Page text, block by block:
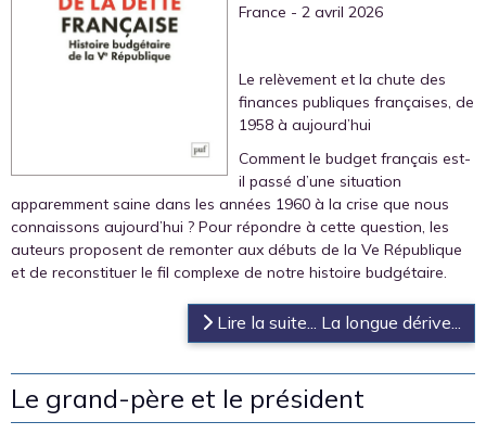
France - 2 avril 2026
Le relèvement et la chute des
finances publiques françaises, de
1958 à aujourd’hui
Comment le budget français est-
il passé d’une situation
apparemment saine dans les années 1960 à la crise que nous
connaissons aujourd’hui ? Pour répondre à cette question, les
auteurs proposent de remonter aux débuts de la Ve République
et de reconstituer le fil complexe de notre histoire budgétaire.
Lire la suite... La longue dérive...
Le grand-père et le président